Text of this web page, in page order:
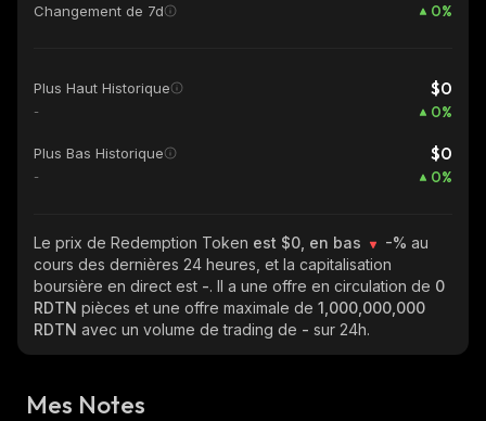
Changement de 7d 0%
Plus Haut Historique $0
- 0%
Plus Bas Historique $0
- 0%
Le prix de Redemption Token est $0, en bas -% au
cours des dernières 24 heures, et la capitalisation
boursière en direct est -. Il a une offre en circulation de 0
RDTN pièces et une offre maximale de 1,000,000,000
RDTN avec un volume de trading de - sur 24h.
Mes Notes